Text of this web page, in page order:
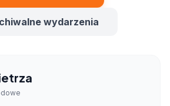
wydarzenia